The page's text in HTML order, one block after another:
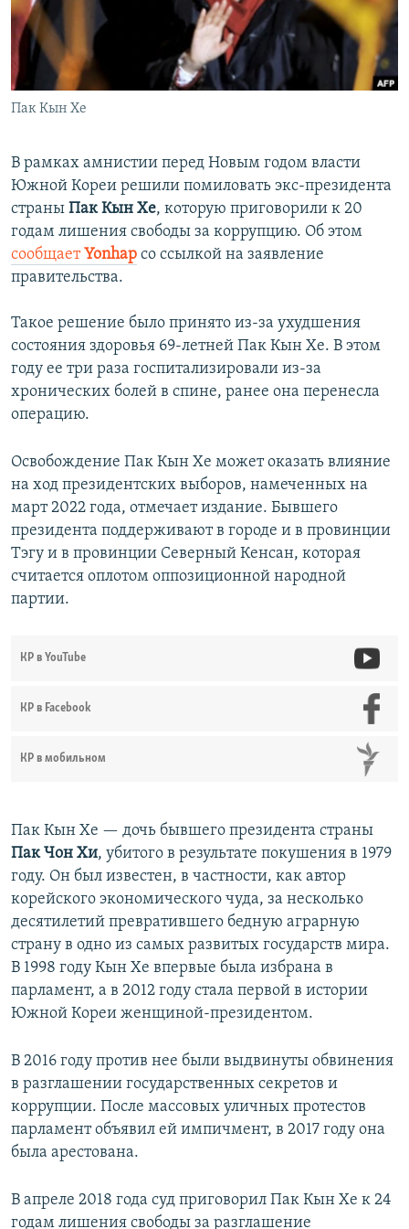
ПОБЕДИТЕЛЕЙ НЕ СУДЯТ?
КРЫМ.НЕПОКОРЕННЫЙ
ELIFBE
УКРАИНСКАЯ ПРОБЛЕМА КРЫМА
ПРИСОЕДИНЯЙТЕСЬ!
Пак Кын Хе
В рамках амнистии перед Новым годом власти
Южной Кореи решили помиловать экс-президента
страны Пак Кын Хе, которую приговорили к 20
годам лишения свободы за коррупцию. Об этом
сообщает Yonhap со ссылкой на заявление
правительства.
Такое решение было принято из-за ухудшения
состояния здоровья 69-летней Пак Кын Хе. В этом
году ее три раза госпитализировали из-за
хронических болей в спине, ранее она перенесла
операцию.
Освобождение Пак Кын Хе может оказать влияние
на ход президентских выборов, намеченных на
март 2022 года, отмечает издание. Бывшего
президента поддерживают в городе и в провинции
Тэгу и в провинции Северный Кенсан, которая
считается оплотом оппозиционной народной
партии.
КР в YouTube
КР в Facebook
КР в мобильном
Пак Кын Хе — дочь бывшего президента страны
Пак Чон Хи, убитого в результате покушения в 1979
году. Он был известен, в частности, как автор
корейского экономического чуда, за несколько
десятилетий превратившего бедную аграрную
страну в одно из самых развитых государств мира.
В 1998 году Кын Хе впервые была избрана в
парламент, а в 2012 году стала первой в истории
Южной Кореи женщиной-президентом.
В 2016 году против нее были выдвинуты обвинения
в разглашении государственных секретов и
коррупции. После массовых уличных протестов
парламент объявил ей импичмент, в 2017 году она
была арестована.
В апреле 2018 года суд приговорил Пак Кын Хе к 24
годам лишения свободы за разглашение